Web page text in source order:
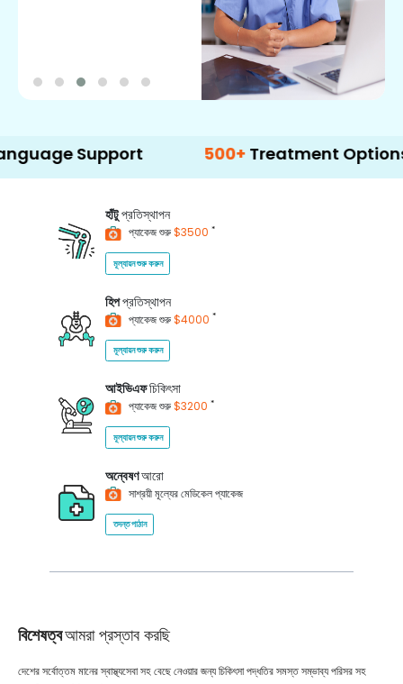
Support 500+ Treatment Options
হাঁটুপ্রতিস্থাপন
প্যাকেজ শুরু$3500 *
মূল্যায়ন শুরু করুন
হিপপ্রতিস্থাপন
প্যাকেজ শুরু$4000 *
মূল্যায়ন শুরু করুন
আইভিএফচিকিৎসা
প্যাকেজ শুরু$3200 *
মূল্যায়ন শুরু করুন
অন্বেষণআরো
সাশ্রয়ী মূল্যের মেডিকেল প্যাকেজ
তদন্ত পাঠান
বিশেষত্বআমরা প্রস্তাব করছি
দেশের সর্বোত্তম মানের স্বাস্থ্যসেবা সহ বেছে নেওয়ার জন্য চিকিৎসা পদ্ধতির সমস্ত সম্ভাব্য পরিসর সহ